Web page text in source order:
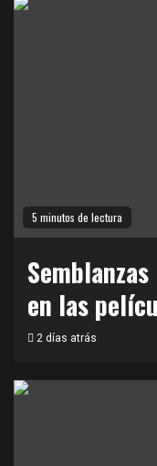
5 minutos de lectura
en las
2 días atrás